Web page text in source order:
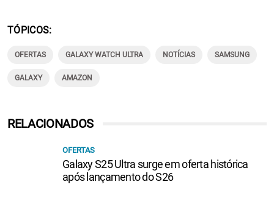
TÓPICOS
OFERTAS GALAXY WATCH ULTRA NOTÍCIAS SAMSUNG
GALAXY AMAZON
RELACIONADOS
OFERTAS
Galaxy S25 Ultra surge em oferta histórica
após lançamento do S26